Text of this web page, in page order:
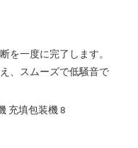
を一度に完了します。
、スムーズで低騒音で